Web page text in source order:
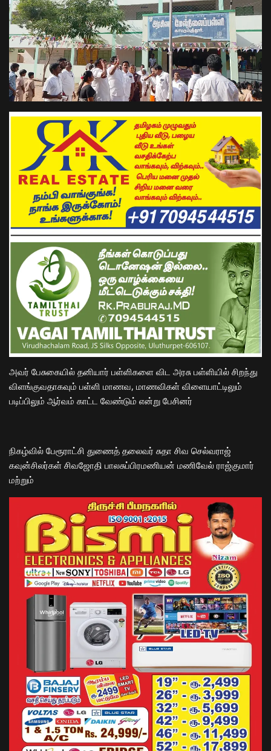
அவர் பேசுகையில் தனியார் பள்ளிகளை விட அரசு பள்ளியில் சிறந்து
விளங்குவதாகவும் பள்ளி மாணவ, மாணவிகள் விளையாட்டிலும்
படிப்பிலும் ஆர்வம் காட்ட வேண்டும் என்று பேசினர்
நிகழ்வில் பேரூராட்சி துணைத் தலைவர் சுதா சிவ செல்வராஜ்
கவுன்சிலர்கள் சிவஜோதி பாலசுப்பிரமணியன் மணிவேல் ராஜ்குமார்
மற்றும்